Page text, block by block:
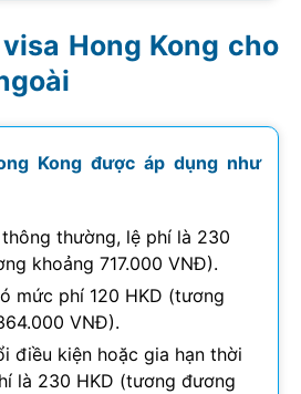
Hong Kong cho
Kong được áp dụng như
thường, lệ phí là 230
khoảng 717.000 VNĐ).
mức phí 120 HKD (tương
VNĐ).
điều kiện hoặc gia hạn thời
là 230 HKD (tương đương